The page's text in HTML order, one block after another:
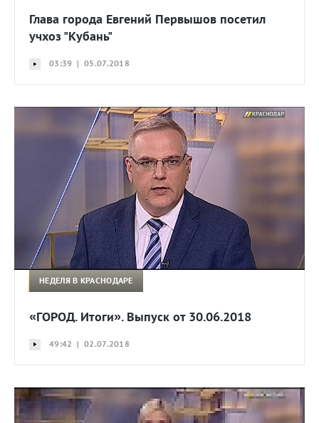
Глава города Евгений Первышов посетил
учхоз "Кубань"
03:39 | 05.07.2018
НЕДЕЛЯ В КРАСНОДАРЕ
«ГОРОД. Итоги». Выпуск от 30.06.2018
49:42 | 02.07.2018